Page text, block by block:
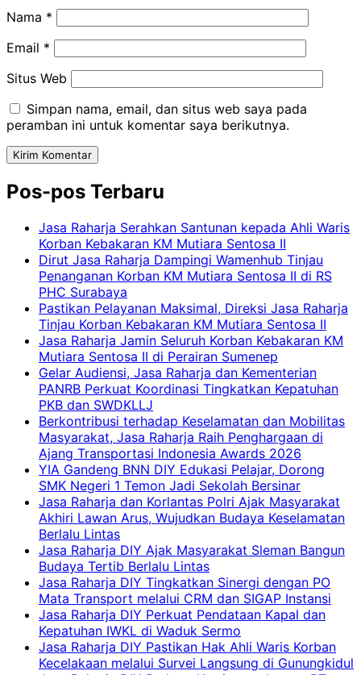
Nama *
Email *
Situs Web
Simpan nama, email, dan situs web saya pada
peramban ini untuk komentar saya berikutnya.
Pos-pos Terbaru
Jasa Raharja Serahkan Santunan kepada Ahli Waris
Korban Kebakaran KM Mutiara Sentosa II
Dirut Jasa Raharja Dampingi Wamenhub Tinjau
Penanganan Korban KM Mutiara Sentosa II di RS
PHC Surabaya
Pastikan Pelayanan Maksimal, Direksi Jasa Raharja
Tinjau Korban Kebakaran KM Mutiara Sentosa II
Jasa Raharja Jamin Seluruh Korban Kebakaran KM
Mutiara Sentosa II di Perairan Sumenep
Gelar Audiensi, Jasa Raharja dan Kementerian
PANRB Perkuat Koordinasi Tingkatkan Kepatuhan
PKB dan SWDKLLJ
Berkontribusi terhadap Keselamatan dan Mobilitas
Masyarakat, Jasa Raharja Raih Penghargaan di
Ajang Transportasi Indonesia Awards 2026
YIA Gandeng BNN DIY Edukasi Pelajar, Dorong
SMK Negeri 1 Temon Jadi Sekolah Bersinar
Jasa Raharja dan Korlantas Polri Ajak Masyarakat
Akhiri Lawan Arus, Wujudkan Budaya Keselamatan
Berlalu Lintas
Jasa Raharja DIY Ajak Masyarakat Sleman Bangun
Budaya Tertib Berlalu Lintas
Jasa Raharja DIY Tingkatkan Sinergi dengan PO
Mata Transport melalui CRM dan SIGAP Instansi
Jasa Raharja DIY Perkuat Pendataan Kapal dan
Kepatuhan IWKL di Waduk Sermo
Jasa Raharja DIY Pastikan Hak Ahli Waris Korban
Kecelakaan melalui Survei Langsung di Gunungkidul